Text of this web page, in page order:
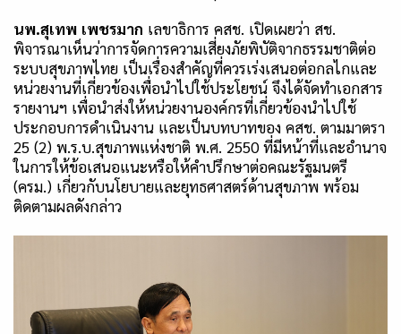
นพ.สุเทพ เพชรมาก เลขาธิการ คสช. เปิดเผยว่า สช.
พิจารณาเห็นว่าการจัดการความเสี่ยงภัยพิบัติจากธรรมชาติต่อ
ระบบสุขภาพไทย เป็นเรื่องสำคัญที่ควรเร่งเสนอต่อกลไกและ
หน่วยงานที่เกี่ยวข้องเพื่อนำไปใช้ประโยชน์ จึงได้จัดทำเอกสาร
รายงานฯ เพื่อนำส่งให้หน่วยงานองค์กรที่เกี่ยวข้องนำไปใช้
ประกอบการดำเนินงาน และเป็นบทบาทของ คสช. ตามมาตรา
25 (2) พ.ร.บ.สุขภาพแห่งชาติ พ.ศ. 2550 ที่มีหน้าที่และอำนาจ
ในการให้ข้อเสนอแนะหรือให้คำปรึกษาต่อคณะรัฐมนตรี
(ครม.) เกี่ยวกับนโยบายและยุทธศาสตร์ด้านสุขภาพ พร้อม
ติดตามผลดังกล่าว